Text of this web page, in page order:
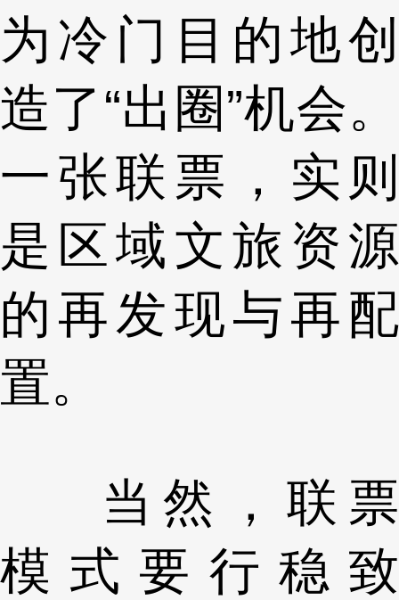
为冷门目的地创
造了“出圈”机会。
一张联票，实则
是区域文旅资源
的再发现与再配
置。
当然，联票
模式要行稳致